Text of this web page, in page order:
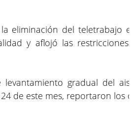
eliminación del teletrabajo
y aflojó las
gradual del
de este mes, reportaron los